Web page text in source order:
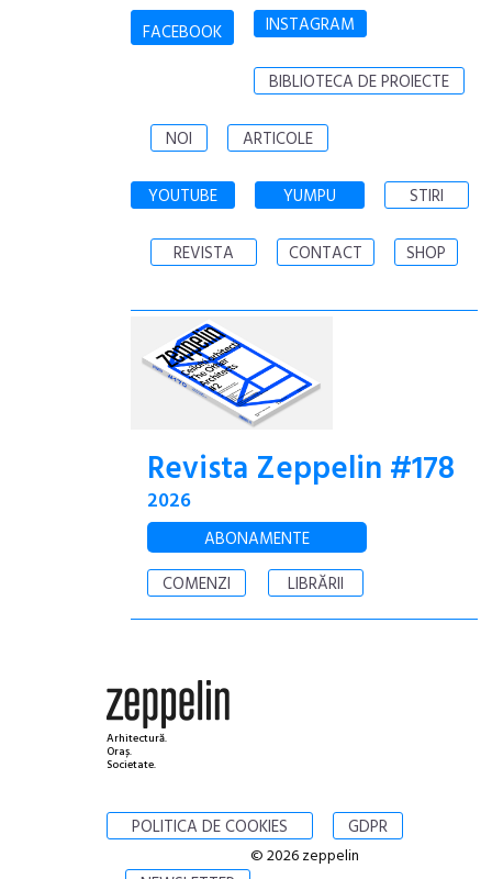
FACEBOOK INSTAGRAM
BIBLIOTECA DE PROIECTE
NOI ARTICOLE
YOUTUBE YUMPU STIRI
REVISTA CONTACT SHOP
Revista Zeppelin #178
2026
ABONAMENTE
COMENZI
LIBRĂRII
Arhitectură.
Oraș.
Societate.
POLITICA DE COOKIES GDPR
© 2026 zeppelin